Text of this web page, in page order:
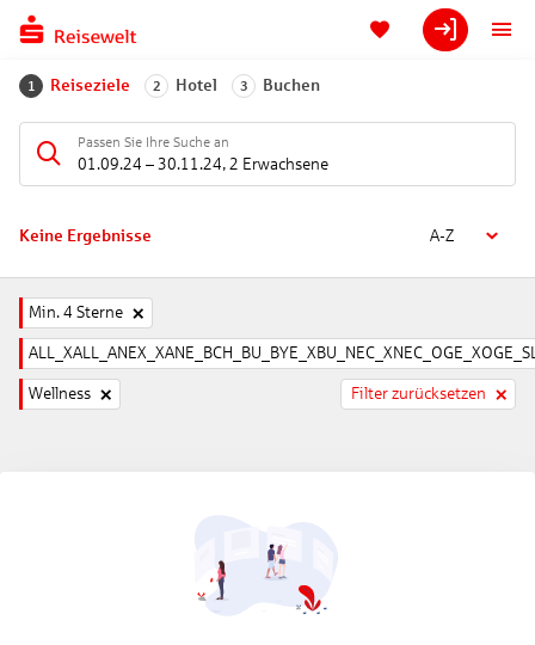
1 Reiseziele 2 Hotel 3 Buchen
Passen Sie Ihre Suche an
01.09.24 – 30.11.24, 2 Erwachsene
Keine Ergebnisse A-Z
Min. 4 Sterne
Wellness Filter zurücksetzen